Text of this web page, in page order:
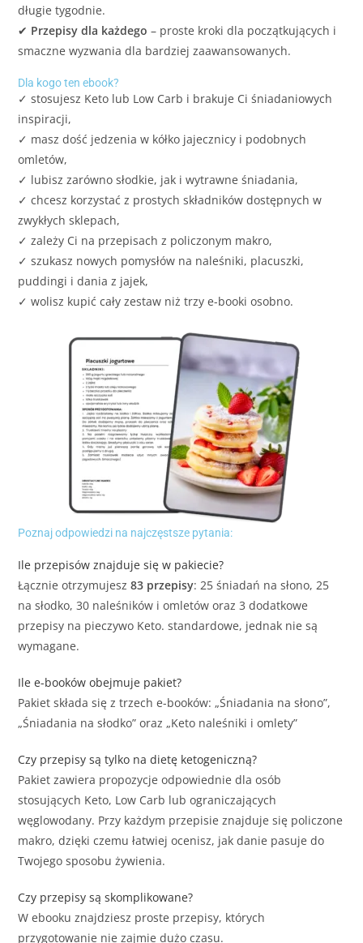
długie tygodnie.
✔ Przepisy dla każdego– proste kroki dla początkujących i
smaczne wyzwania dla bardziej zaawansowanych.
Dla kogo ten ebook?
✓ stosujesz Keto lub Low Carb i brakuje Ci śniadaniowych
inspiracji,
✓ masz dość jedzenia w kółko jajecznicy i podobnych
omletów,
✓ lubisz zarówno słodkie, jak i wytrawne śniadania,
✓ chcesz korzystać z prostych składników dostępnych w
zwykłych sklepach,
✓ zależy Ci na przepisach z policzonym makro,
✓ szukasz nowych pomysłów na naleśniki, placuszki,
puddingi i dania z jajek,
✓ wolisz kupić cały zestaw niż trzy e-booki osobno.
Poznaj odpowiedzi na najczęstsze pytania:
Ile przepisów znajduje się w pakiecie?
Łącznie otrzymujesz83 przepisy: 25 śniadań na słono, 25
na słodko, 30 naleśników i omletów oraz 3 dodatkowe
przepisy na pieczywo Keto. standardowe, jednak nie są
wymagane.
Ile e-booków obejmuje pakiet?
Pakiet składa się z trzech e-booków: „Śniadania na słono”,
„Śniadania na słodko” oraz „Keto naleśniki i omlety”
Czy przepisy są tylko na dietę ketogeniczną?
Pakiet zawiera propozycje odpowiednie dla osób
stosujących Keto, Low Carb lub ograniczających
węglowodany. Przy każdym przepisie znajduje się policzone
makro, dzięki czemu łatwiej ocenisz, jak danie pasuje do
Twojego sposobu żywienia.
Czy przepisy są skomplikowane?
W ebooku znajdziesz proste przepisy, których
przygotowanie nie zajmie dużo czasu.